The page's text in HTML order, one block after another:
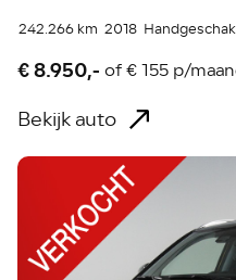
242.266 km 2018
€ 8.950,- of€ 155 p/
Bekijk auto